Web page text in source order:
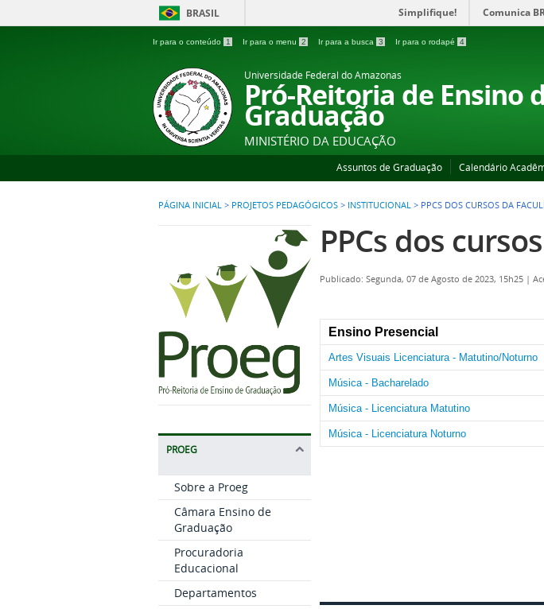
BRASIL Simplifique! Comunica
Ir para o conteúdo 1 Ir para o menu 2 Ir para a busca 3 Ir para o rodapé 4
Universidade Federal do Amazonas
Pró-Reitoria de Ensino
Graduação
MINISTÉRIO DA EDUCAÇÃO
Assuntos de Graduação Calendário
PÁGINA INICIAL > PROJETOS PEDAGÓGICOS > INSTITUCIONAL > PPCS DOS CURSOS DA
PROEG
Sobre a Proeg
Câmara Ensino de
Graduação
Procuradoria
Educacional
Departamentos
PPCs dos
Publicado: Segunda, 07 de Agosto de 2023, 15h25 |
Ensino Presencial
Artes Visuais Licenciatura - Matutino/Noturno
Música - Bacharelado
Música - Licenciatura Matutino
Música - Licenciatura Noturno